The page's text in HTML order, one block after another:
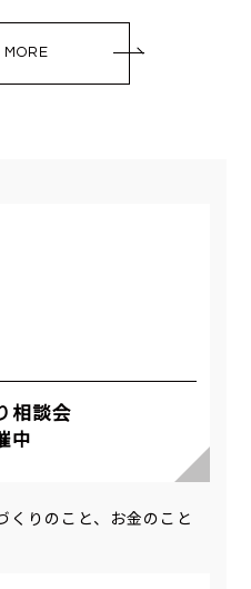
MORE
相談会
中
くりのこと、お金のこと